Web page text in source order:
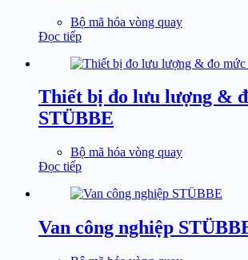
Bộ mã hóa vòng quay
Đọc tiếp
Thiết bị đo lưu lượng &
STÜBBE
Bộ mã hóa vòng quay
Đọc tiếp
Van công nghiệp